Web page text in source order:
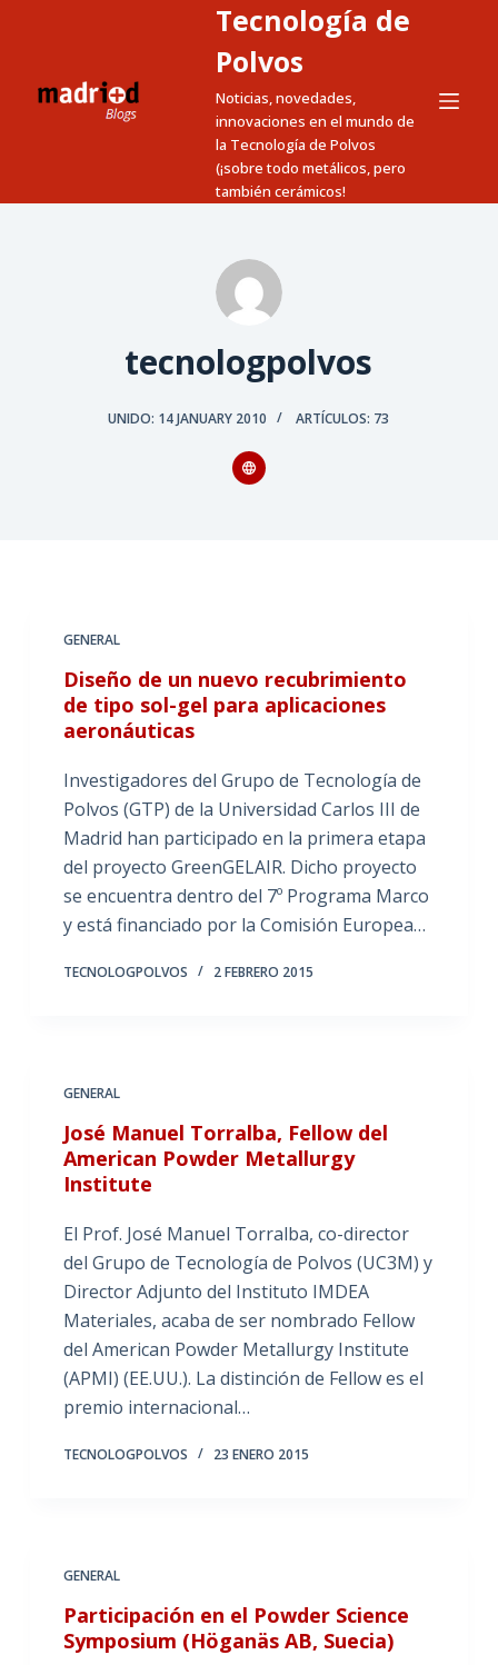
a
Tecnología de
Polvos
Noticias, novedades,
innovaciones en el mundo de
la Tecnología de Polvos
(¡sobre todo metálicos, pero
también cerámicos!
tecnologpolvos
UNIDO: 14 JANUARY 2010 ARTÍCULOS: 73
GENERAL
Diseño de un nuevo recubrimiento
de tipo sol-gel para aplicaciones
aeronáuticas
Investigadores del Grupo de Tecnología de
Polvos (GTP) de la Universidad Carlos III de
Madrid han participado en la primera etapa
del proyecto GreenGELAIR. Dicho proyecto
se encuentra dentro del 7º Programa Marco
y está financiado por la Comisión Europea…
TECNOLOGPOLVOS 2 FEBRERO 2015
GENERAL
José Manuel Torralba, Fellow del
American Powder Metallurgy
Institute
El Prof. José Manuel Torralba, co-director
del Grupo de Tecnología de Polvos (UC3M) y
Director Adjunto del Instituto IMDEA
Materiales, acaba de ser nombrado Fellow
del American Powder Metallurgy Institute
(APMI) (EE.UU.). La distinción de Fellow es el
premio internacional…
TECNOLOGPOLVOS 23 ENERO 2015
GENERAL
Participación en el Powder Science
Symposium (Höganäs AB, Suecia)